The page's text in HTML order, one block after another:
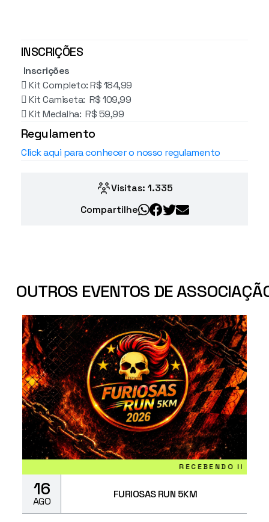
INSCRIÇÕES
Inscrições
 Kit Completo: R$ 184,99
 Kit Camiseta: R$ 109,99
 Kit Medalha: R$ 59,99
Regulamento
Click aqui para conhecer o nosso regulamento
Visitas: 1.335
Compartilhe
OUTROS EVENTOS DE
RECEBENDO INSCRIÇÕES
16
AGO
FURIOSAS RUN 5KM